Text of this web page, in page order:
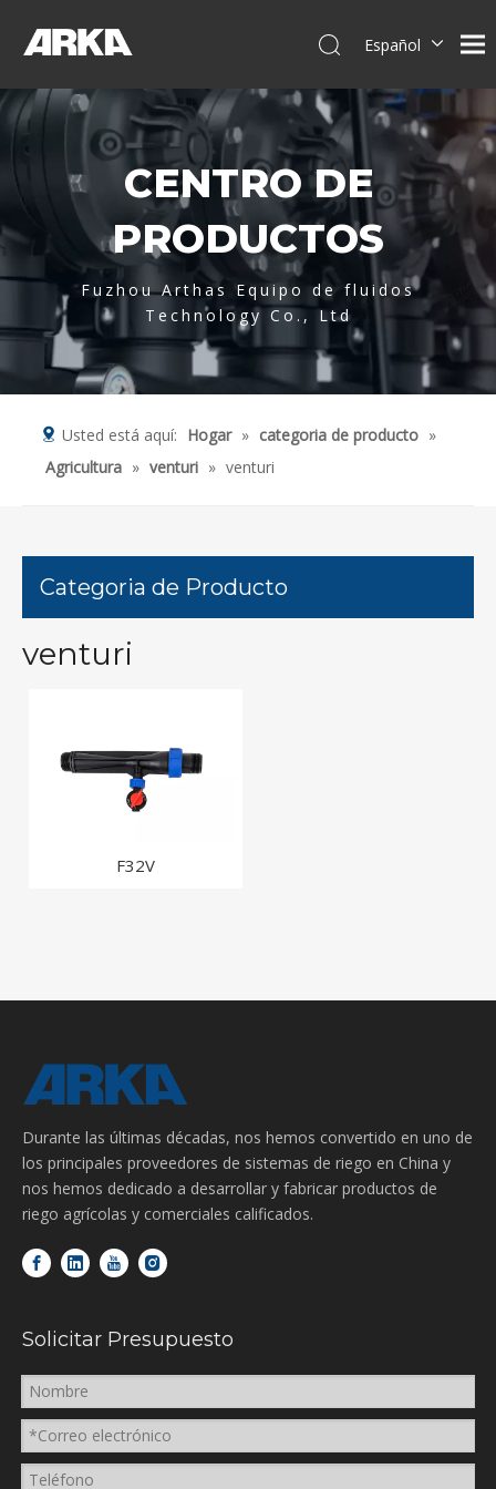
Español
简体中文
العربية
Français
Pусский
Italiano
CENTRO DE
PRODUCTOS
Fuzhou Arthas Equipo de fluidos
Technology Co., Ltd
Usted está aquí: Hogar » categoria de producto »
Agricultura » venturi » venturi
Categoria de Producto
venturi
F32V
Durante las últimas décadas, nos hemos convertido en uno de
los principales proveedores de sistemas de riego en China y
nos hemos dedicado a desarrollar y fabricar productos de
riego agrícolas y comerciales calificados.
Solicitar Presupuesto